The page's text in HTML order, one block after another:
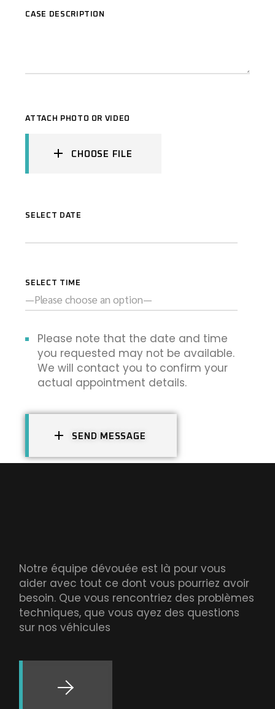
CASE DESCRIPTION
ATTACH PHOTO OR VIDEO
CHOOSE FILE
SELECT DATE
SELECT TIME
Please note that the date and time
you requested may not be available.
We will contact you to confirm your
actual appointment details.
SEND MESSAGE
Notre équipe dévouée est là pour vous
aider avec tout ce dont vous pourriez avoir
besoin. Que vous rencontriez des problèmes
techniques, que vous ayez des questions
sur nos véhicules